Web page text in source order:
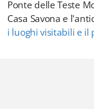
Ponte delle Teste
Casa Savona e
i luoghi visitabili e